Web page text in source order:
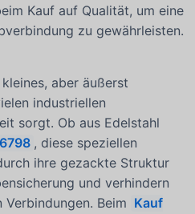
Kauf auf Qualität, um eine
zu gewährleisten.
aber äußerst
industriellen
sorgt. Ob aus Edelstahl
, diese speziellen
ihre gezackte Struktur
und verhindern
Beim Kauf